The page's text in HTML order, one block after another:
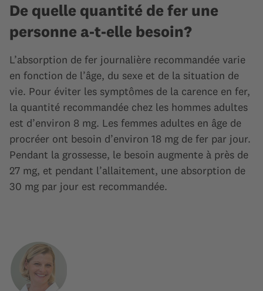
De quelle quantité de fer une
personne a-t-elle besoin?
L’absorption de fer journalière recommandée varie
en fonction de l’âge, du sexe et de la situation de
vie. Pour éviter les symptômes de la carence en fer,
la quantité recommandée chez les hommes adultes
est d’environ 8 mg. Les femmes adultes en âge de
procréer ont besoin d’environ 18 mg de fer par jour.
Pendant la grossesse, le besoin augmente à près de
27 mg, et pendant l’allaitement, une absorption de
30 mg par jour est recommandée.